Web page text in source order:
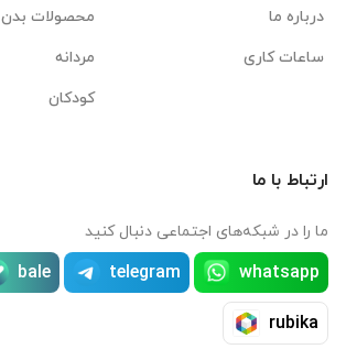
درباره ما
ساعات کاری
محصولات بدن
مردانه
کودکان
ارتباط با ما
ما را در شبکه‌های اجتماعی دنبال کنید
whatsapp
telegram
bale
rubika